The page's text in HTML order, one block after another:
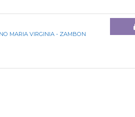
MARIA VIRGINIA - ZAMBON